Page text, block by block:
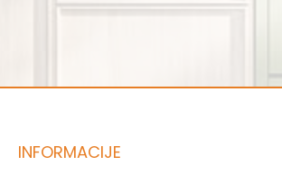
INFORMACIJE